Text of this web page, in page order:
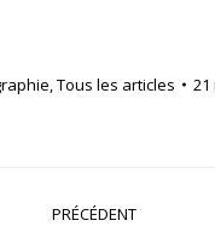
,Tous les articles 21
PRÉCÉDENT